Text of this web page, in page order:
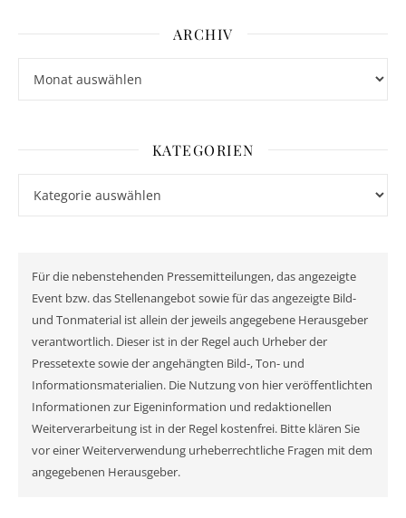
ARCHIV
KATEGORIEN
Für die nebenstehenden Pressemitteilungen, das angezeigte
Event bzw. das Stellenangebot sowie für das angezeigte Bild-
und Tonmaterial ist allein der jeweils angegebene Herausgeber
verantwortlich. Dieser ist in der Regel auch Urheber der
Pressetexte sowie der angehängten Bild-, Ton- und
Informationsmaterialien. Die Nutzung von hier veröffentlichten
Informationen zur Eigeninformation und redaktionellen
Weiterverarbeitung ist in der Regel kostenfrei. Bitte klären Sie
vor einer Weiterverwendung urheberrechtliche Fragen mit dem
angegebenen Herausgeber.